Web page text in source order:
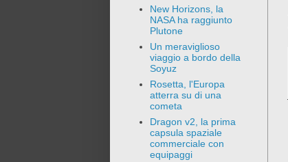
New Horizons, la
NASA ha raggiunto
Plutone
Un meraviglioso
viaggio a bordo della
Soyuz
Rosetta, l'Europa
atterra su di una
cometa
Dragon v2, la prima
capsula spaziale
commerciale con
equipaggi